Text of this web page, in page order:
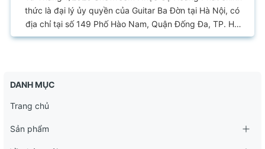
thức là đại lý ủy quyền của Guitar Ba Đờn tại Hà Nội, có
địa chỉ tại số 149 Phố Hào Nam, Quận Đống Đa, TP. Hà
Nội. Địa chỉ bán đàn Guitar Ba Đờn chính hãng tại Nhạc
DANH MỤC
Trang chủ
Sản phẩm